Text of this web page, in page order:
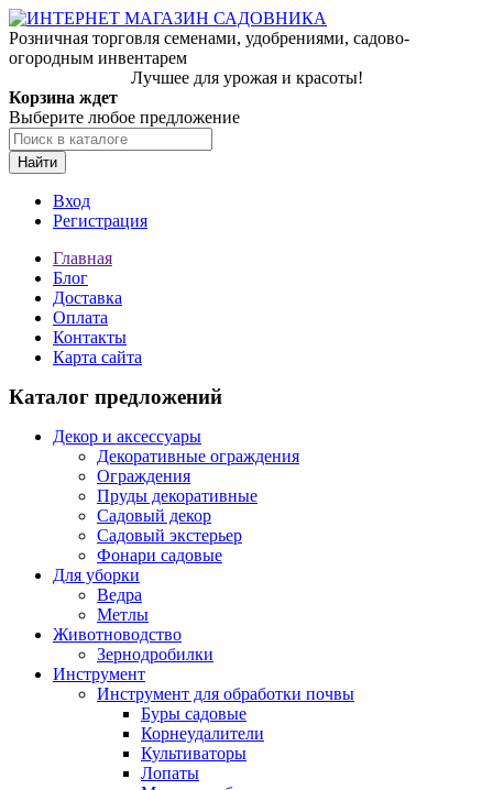
Розничная торговля семенами, удобрениями, садово-
огородным инвентарем
Лучшее для урожая и красоты!
Корзина ждет
Выберите любое предложение
Найти
Вход
Регистрация
Главная
Блог
Доставка
Оплата
Контакты
Карта сайта
Каталог предложений
Декор и аксессуары
Декоративные ограждения
Ограждения
Пруды декоративные
Садовый декор
Садовый экстерьер
Фонари садовые
Для уборки
Ведра
Метлы
Животноводство
Зернодробилки
Инструмент
Инструмент для обработки почвы
Буры садовые
Корнеудалители
Культиваторы
Лопаты